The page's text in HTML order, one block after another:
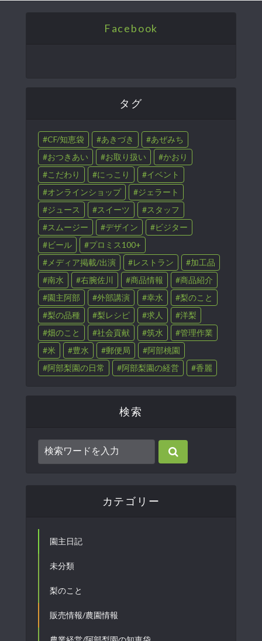
Facebook
タグ
CF/知恵袋 あきづき
あぜみち
おつきあい
お取り扱い
かおり
こだわり
にっこり
イベント
オンラインショップ
ジェラート
ジュース
スイーツ
スタッフ
スムージー
デザイン
ビジター
ビール
プロミス100+
メディア掲載/出演
レストラン
加工品
南水
右腕佐川 商品情報
商品紹介
園主阿部
外部講演 幸水
梨のこと
梨の品種
梨レシピ 求人
洋梨
畑のこと
社会貢献 筑水
管理作業
米
豊水 郵便局
阿部桃園
阿部梨園の日常
阿部梨園の経営 香麗
検索
カテゴリー
園主日記
未分類
梨のこと
販売情報/農園情報